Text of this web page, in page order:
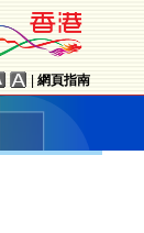
網頁指南